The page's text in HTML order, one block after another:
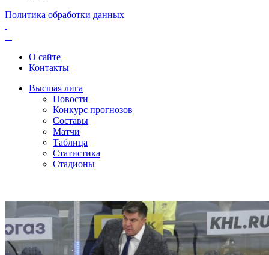
Политика обработки данных
О сайте
Контакты
Высшая лига
Новости
Конкурс прогнозов
Составы
Матчи
Таблица
Статистика
Стадионы